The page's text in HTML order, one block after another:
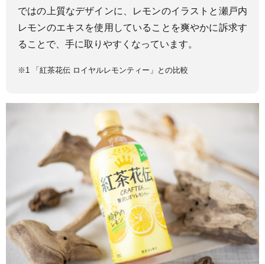
ではの上質なデザインに、レモンのイラストと瀬戸内
レモンのエキスを使用していることを爽やかに訴求す
ることで、手に取りやすくなっています。
※1 「紅茶花伝 ロイヤルレモンティー」との比較